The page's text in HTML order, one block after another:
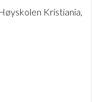
Kristiania,